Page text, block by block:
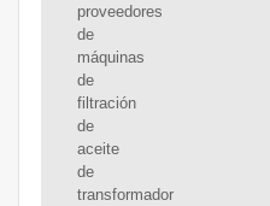
proveedores
de
máquinas
de
filtración
de
aceite
de
transformador